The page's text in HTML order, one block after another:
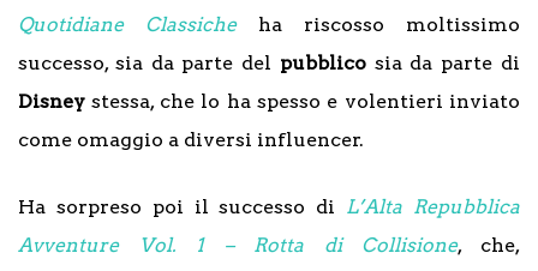
Quotidiane Classicheha riscosso moltissimo
successo, sia da parte del pubblicosia da parte di
Disney stessa, che lo ha spesso e volentieri inviato
come omaggio a diversi influencer.
Ha sorpreso poi il successo di L’Alta Repubblica
Avventure Vol. 1 – Rotta di Collisione, che,